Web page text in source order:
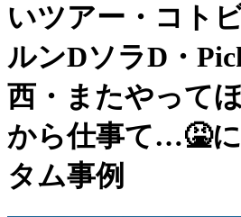
いツアー・コト
ルンDソラD・
西・またやって
から仕事て…🤮
タム事例